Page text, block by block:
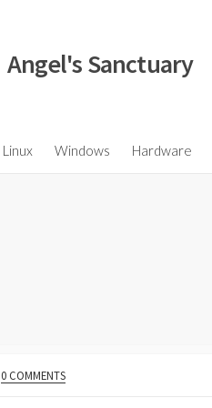
Angel's Sanctuary
Linux Windows Hardware
0 COMMENTS